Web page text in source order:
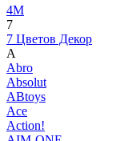
4M
7
7 Цветов Декор
A
Abro
Absolut
ABtoys
Ace
Action!